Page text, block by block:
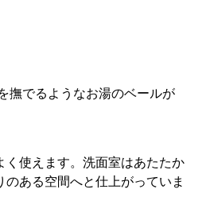
撫でるようなお湯のベールが
く使えます。洗面室はあたたか
ある空間へと仕上がっていま